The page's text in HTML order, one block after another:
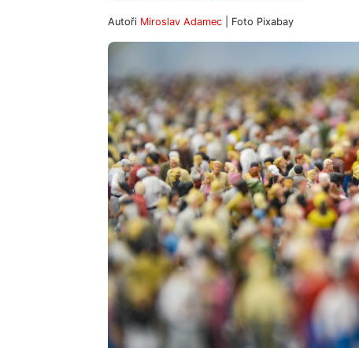
Autoři Miroslav Adamec | Foto Pixabay